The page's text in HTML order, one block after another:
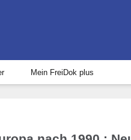
Mein FreiDok plus